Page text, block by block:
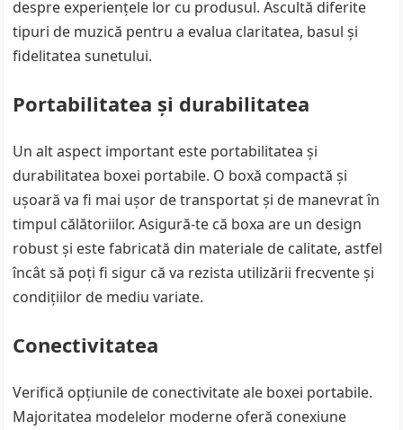
despre experiențele lor cu produsul. Ascultă diferite
tipuri de muzică pentru a evalua claritatea, basul și
fidelitatea sunetului.
Portabilitatea și durabilitatea
Un alt aspect important este portabilitatea și
durabilitatea boxei portabile. O boxă compactă și
ușoară va fi mai ușor de transportat și de manevrat în
timpul călătoriilor. Asigură-te că boxa are un design
robust și este fabricată din materiale de calitate, astfel
încât să poți fi sigur că va rezista utilizării frecvente și
condițiilor de mediu variate.
Conectivitatea
Verifică opțiunile de conectivitate ale boxei portabile.
Majoritatea modelelor moderne oferă conexiune